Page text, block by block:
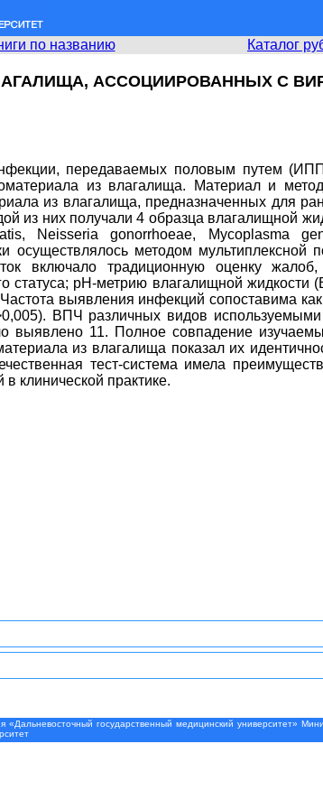
по названию Каталог
АССОЦИИРОВАННЫХ С
передаваемых половым путем
из влагалища. Материал и
из влагалища, предназначенных для
из них получали 4 образца влагалищной
Neisseria gonorrhoeae, Mycoplasma
методом мультиплексной
включало традиционную оценку
статуса; рН-метрию влагалищной жидкости
выявления инфекций сопоставима
ВПЧ различных видов
11. Полное совпадение
из влагалища показал их
тест-система имела
клинической практике.
государственный медицинский университет»